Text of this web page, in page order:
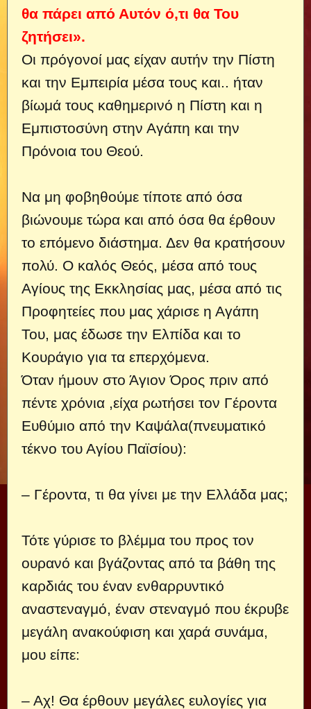
θα πάρει από Αυτόν ό,τι θα Του
ζητήσει».
Οι πρόγονοί μας είχαν αυτήν την Πίστη
και την Εμπειρία μέσα τους και.. ήταν
βίωμά τους καθημερινό η Πίστη και η
Εμπιστοσύνη στην Αγάπη και την
Πρόνοια του Θεού.
Να μη φοβηθούμε τίποτε από όσα
βιώνουμε τώρα και από όσα θα έρθουν
το επόμενο διάστημα. Δεν θα κρατήσουν
πολύ. Ο καλός Θεός, μέσα από τους
Αγίους της Εκκλησίας μας, μέσα από τις
Προφητείες που μας χάρισε η Αγάπη
Του, μας έδωσε την Ελπίδα και το
Κουράγιο για τα επερχόμενα.
Όταν ήμουν στο Άγιον Όρος πριν από
πέντε χρόνια ,είχα ρωτήσει τον Γέροντα
Ευθύμιο από την Καψάλα(πνευματικό
τέκνο του Αγίου Παϊσίου):
– Γέροντα, τι θα γίνει με την Ελλάδα μας;
Τότε γύρισε το βλέμμα του προς τον
ουρανό και βγάζοντας από τα βάθη της
καρδιάς του έναν ενθαρρυντικό
αναστεναγμό, έναν στεναγμό που έκρυβε
μεγάλη ανακούφιση και χαρά συνάμα,
μου είπε:
– Αχ! Θα έρθουν μεγάλες ευλογίες για